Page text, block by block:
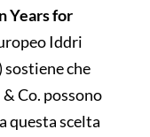
Years for
Iddri
che
Co. possono
questa scelta